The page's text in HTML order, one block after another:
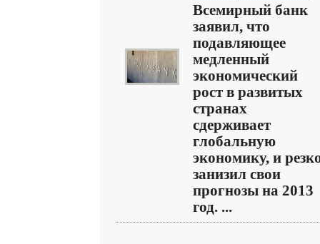
Всемирный банк
заявил, что
подавляющее
медленный
экономический
рост в развитых
странах
сдерживает
глобальную
экономику, и
занизил свои
прогнозы на 2013
год. ...